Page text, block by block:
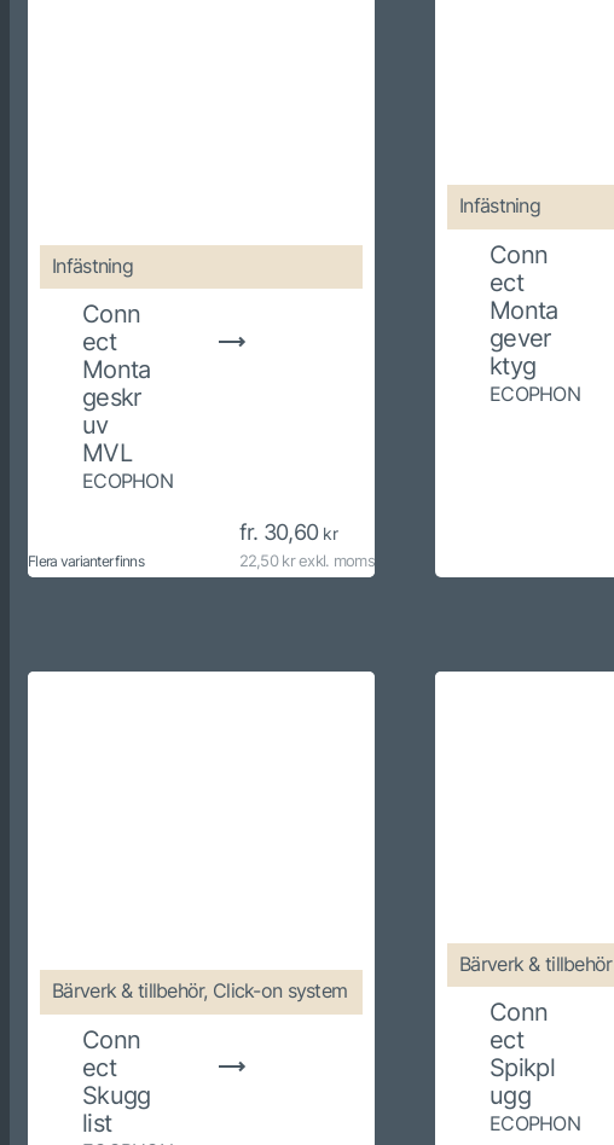
Infästning
Conn
ect
Monta
geskr
uv
MVL
ECOPHON
Flera varianter finns
fr. 30,60 kr
22,50 kr exkl. moms
Infästning
Conn
ect
Monta
gever
ktyg
ECOPHON
Bärverk & tillbehör, Click-on system
Conn
ect
Skugg
list
Bärverk & tillbehör
Conn
ect
Spikpl
ugg
ECOPHON